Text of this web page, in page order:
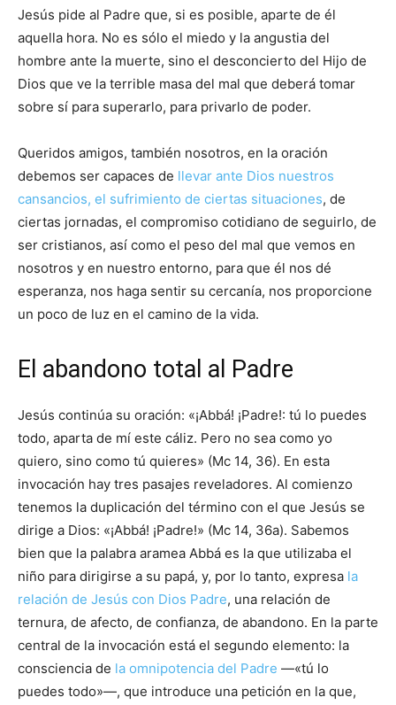
Jesús pide al Padre que, si es posible, aparte de él
aquella hora. No es sólo el miedo y la angustia del
hombre ante la muerte, sino el desconcierto del Hijo de
Dios que ve la terrible masa del mal que deberá tomar
sobre sí para superarlo, para privarlo de poder.
Queridos amigos, también nosotros, en la oración
debemos ser capaces de llevar ante Dios nuestros
cansancios, el sufrimiento de ciertas situaciones, de
ciertas jornadas, el compromiso cotidiano de seguirlo, de
ser cristianos, así como el peso del mal que vemos en
nosotros y en nuestro entorno, para que él nos dé
esperanza, nos haga sentir su cercanía, nos proporcione
un poco de luz en el camino de la vida.
El abandono total al Padre
Jesús continúa su oración: «¡Abbá! ¡Padre!: tú lo puedes
todo, aparta de mí este cáliz. Pero no sea como yo
quiero, sino como tú quieres» (Mc 14, 36). En esta
invocación hay tres pasajes reveladores. Al comienzo
tenemos la duplicación del término con el que Jesús se
dirige a Dios: «¡Abbá! ¡Padre!» (Mc 14, 36a). Sabemos
bien que la palabra aramea Abbá es la que utilizaba el
niño para dirigirse a su papá, y, por lo tanto, expresa la
relación de Jesús con Dios Padre, una relación de
ternura, de afecto, de confianza, de abandono. En la parte
central de la invocación está el segundo elemento: la
consciencia de la omnipotencia del Padre —«tú lo
puedes todo»—, que introduce una petición en la que,